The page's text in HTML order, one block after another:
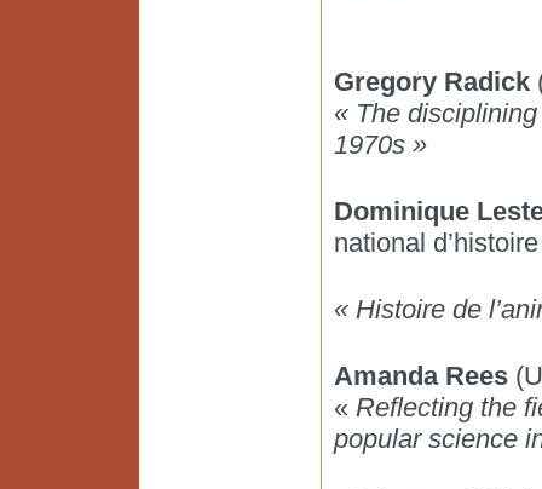
Gregory Radick
« The
1970s »
Dominique
national
« Histoire de
Amanda Rees
« Reflecting the
popular science